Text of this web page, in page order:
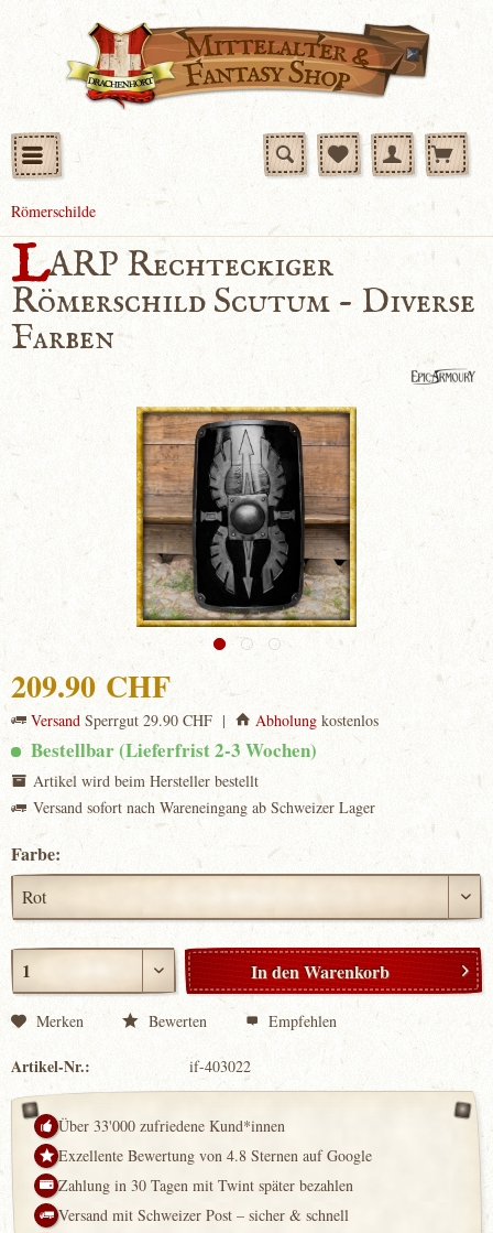
Römerschilde
LARP Rechteckiger
Römerschild Scutum - Diverse
Farben
209.90 CHF
Versand Sperrgut 29.90 CHF | Abholung kostenlos
Bestellbar (Lieferfrist 2-3 Wochen)
Artikel wird beim Hersteller bestellt
Versand sofort nach Wareneingang ab Schweizer Lager
Farbe:
In denWarenkorb
Merken Bewerten Empfehlen
Artikel-Nr.: if-403022
Über 33'000 zufriedene Kund*innen
Exzellente Bewertung von 4.8 Sternen auf Google
Zahlung in 30 Tagen mit Twint später bezahlen
Versand mit Schweizer Post – sicher & schnell